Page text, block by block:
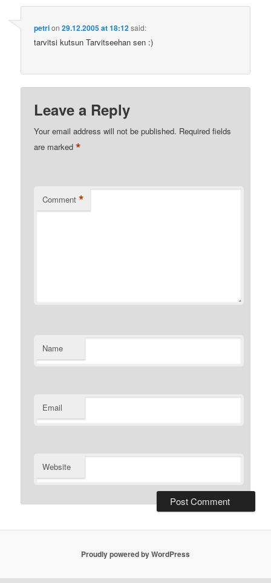
petrion29.12.2005 at 18:12said:
tarvitsi kutsun Tarvitseehan sen :)
Leave a Reply
Your email address will not be published. Required fields
are marked*
Comment *
Name
Email
Website
Proudly powered by WordPress